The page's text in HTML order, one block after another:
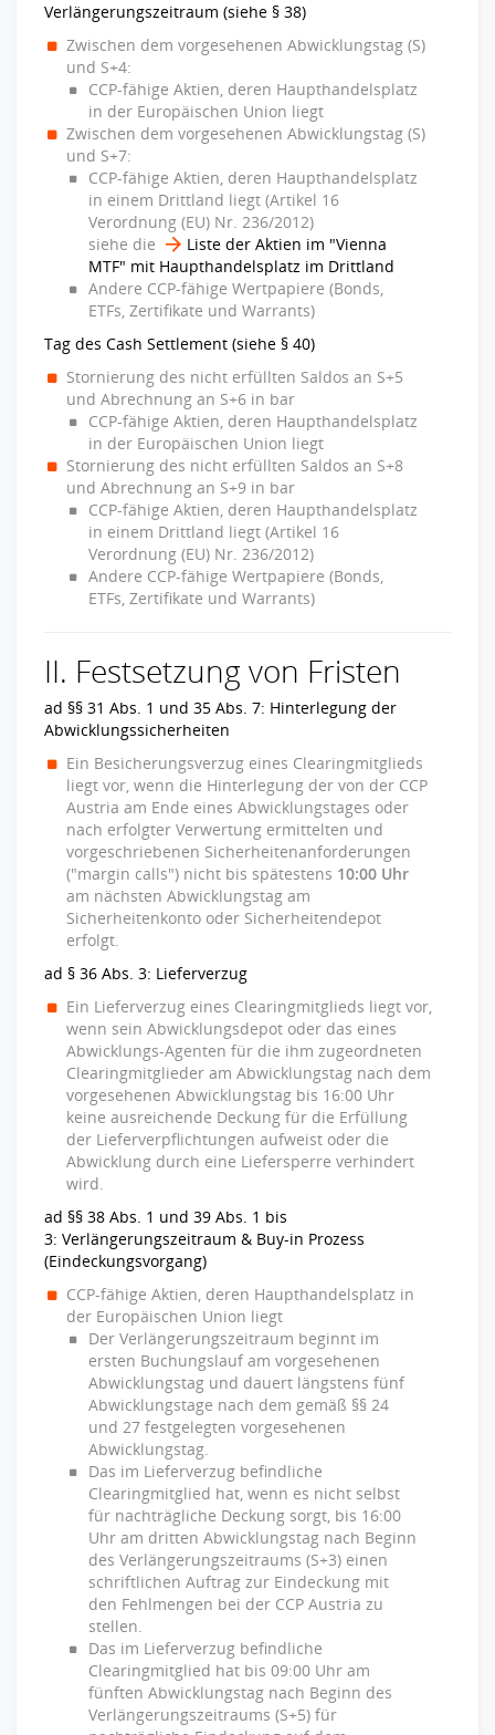
Verlängerungszeitraum (siehe § 38)
Zwischen dem vorgesehenen Abwicklungstag (S)
und S+4:
CCP-fähige Aktien, deren Haupthandelsplatz
in der Europäischen Union liegt
Zwischen dem vorgesehenen Abwicklungstag (S)
und S+7:
CCP-fähige Aktien, deren Haupthandelsplatz
in einem Drittland liegt (Artikel 16
Verordnung (EU) Nr. 236/2012)
siehe die
Liste der Aktien im "Vienna
MTF" mit Haupthandelsplatz im Drittland
Andere CCP-fähige Wertpapiere (Bonds,
ETFs, Zertifikate und Warrants)
Tag des Cash Settlement (siehe § 40)
Stornierung des nicht erfüllten Saldos an S+5
und Abrechnung an S+6 in bar
CCP-fähige Aktien, deren Haupthandelsplatz
in der Europäischen Union liegt
Stornierung des nicht erfüllten Saldos an S+8
und Abrechnung an S+9 in bar
CCP-fähige Aktien, deren Haupthandelsplatz
in einem Drittland liegt (Artikel 16
Verordnung (EU) Nr. 236/2012)
Andere CCP-fähige Wertpapiere (Bonds,
ETFs, Zertifikate und Warrants)
II. Festsetzung von Fristen
ad §§ 31 Abs. 1 und 35 Abs. 7: Hinterlegung der
Abwicklungssicherheiten
Ein Besicherungsverzug eines Clearingmitglieds
liegt vor, wenn die Hinterlegung der von der CCP
Austria am Ende eines Abwicklungstages oder
nach erfolgter Verwertung ermittelten und
vorgeschriebenen Sicherheitenanforderungen
("margin calls") nicht bis spätestens 10:00 Uhr
am nächsten Abwicklungstag am
Sicherheitenkonto oder Sicherheitendepot
erfolgt.
ad § 36 Abs. 3: Lieferverzug
Ein Lieferverzug eines Clearingmitglieds liegt vor,
wenn sein Abwicklungsdepot oder das eines
Abwicklungs-Agenten für die ihm zugeordneten
Clearingmitglieder am Abwicklungstag nach dem
vorgesehenen Abwicklungstag bis 16:00 Uhr
keine ausreichende Deckung für die Erfüllung
der Lieferverpflichtungen aufweist oder die
Abwicklung durch eine Liefersperre verhindert
wird.
ad §§ 38 Abs. 1 und 39 Abs. 1 bis
3: Verlängerungszeitraum & Buy-in Prozess
(Eindeckungsvorgang)
CCP-fähige Aktien, deren Haupthandelsplatz in
der Europäischen Union liegt
Der Verlängerungszeitraum beginnt im
ersten Buchungslauf am vorgesehenen
Abwicklungstag und dauert längstens fünf
Abwicklungstage nach dem gemäß §§ 24
und 27 festgelegten vorgesehenen
Abwicklungstag.
Das im Lieferverzug befindliche
Clearingmitglied hat, wenn es nicht selbst
für nachträgliche Deckung sorgt, bis 16:00
Uhr am dritten Abwicklungstag nach Beginn
des Verlängerungszeitraums (S+3) einen
schriftlichen Auftrag zur Eindeckung mit
den Fehlmengen bei der CCP Austria zu
stellen.
Das im Lieferverzug befindliche
Clearingmitglied hat bis 09:00 Uhr am
fünften Abwicklungstag nach Beginn des
Verlängerungszeitraums (S+5) für